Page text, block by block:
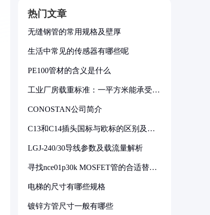
热门文章
无缝钢管的常用规格及壁厚
生活中常见的传感器有哪些呢
PE100管材的含义是什么
工业厂房载重标准：一平方米能承受多
CONOSTAN公司简介
C13和C14插头国标与欧标的区别及其
LGJ-240/30导线参数及载流量解析
寻找nce01p30k MOSFET管的合适替代
电梯的尺寸有哪些规格
镀锌方管尺寸一般有哪些